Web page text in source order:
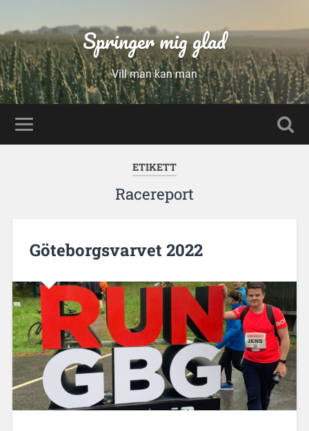
Springer mig glad
Vill man kan man
ETIKETT
Racereport
Göteborgsvarvet 2022